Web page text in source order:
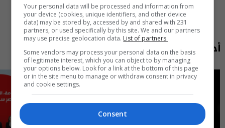
أحدث الحلقات
Your personal data will be processed and information from
your device (cookies, unique identifiers, and other device
data) may be stored by, accessed by and shared with 231
partners, or used specifically by this site. We and our partners
may use precise geolocation data. List of partners.
Some vendors may process your personal data on the basis
of legitimate interest, which you can object to by managing
your options below. Look for a link at the bottom of this page
or in the site menu to manage or withdraw consent in privacy
and cookie settings.
Consent